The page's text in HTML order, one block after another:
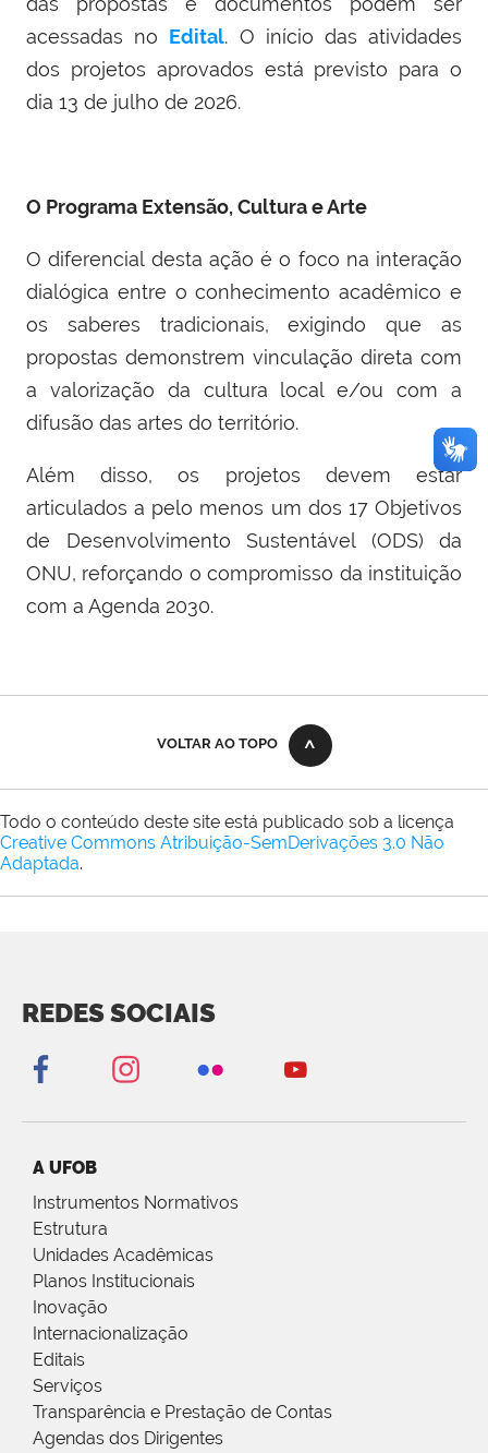
acessadas no Edital. O início das atividades
dos projetos aprovados está previsto para o
dia 13 de julho de 2026.
O Programa Extensão, Cultura e Arte
O diferencial desta ação é o foco na interação
dialógica entre o conhecimento acadêmico e
os saberes tradicionais, exigindo que as
propostas demonstrem vinculação direta com
a valorização da cultura local e/ou com a
difusão das artes do território.
Além disso, os projetos devem estar
articulados a pelo menos um dos 17 Objetivos
de Desenvolvimento Sustentável (ODS) da
ONU, reforçando o compromisso da instituição
com a Agenda 2030.
VOLTAR AO TOPO
Todo o conteúdo deste site está publicado sob a licença
Creative Commons Atribuição-SemDerivações 3.0 Não
Adaptada.
REDES SOCIAIS
A UFOB
Instrumentos Normativos
Estrutura
Unidades Acadêmicas
Planos Institucionais
Inovação
Internacionalização
Editais
Serviços
Transparência e Prestação de Contas
Agendas dos Dirigentes